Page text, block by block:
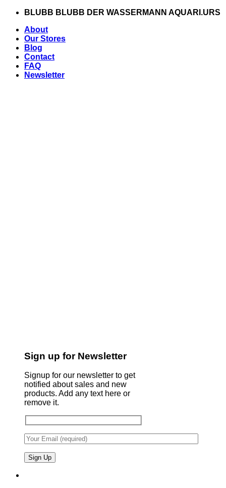
Zum
springen
BLUBB BLUBB DER WASSERMANN AQUARI.URS
About
Our Stores
Blog
Contact
FAQ
Newsletter
Sign up for Newsletter
Signup for our newsletter to get
notified about sales and new
products. Add any text here or
remove it.